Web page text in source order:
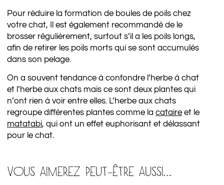
Pour réduire la formation de boules de poils chez
votre chat, Il est également recommandé de le
brosser régulièrement, surtout s’il a les poils longs,
afin de retirer les poils morts qui se sont accumulés
dans son pelage.
On a souvent tendance à confondre l’herbe à chat
et l’herbe aux chats mais ce sont deux plantes qui
n’ont rien à voir entre elles. L’herbe aux chats
regroupe différentes plantes comme la cataire et le
matatabi, qui ont un effet euphorisant et délassant
pour le chat.
VOUS AIMEREZ PEUT-ÊTRE AUSSI…